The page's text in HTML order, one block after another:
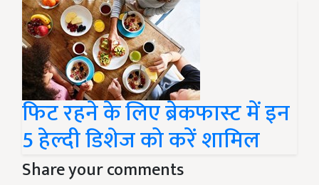
फिट रहने के लिए ब्रेकफास्ट में इन
5 हेल्दी डिशेज को करें शामिल
Share your comments